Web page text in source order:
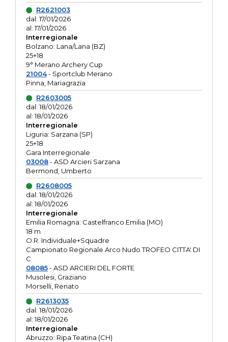
R2621003
dal: 17/01/2026
al: 17/01/2026
Interregionale
Bolzano: Lana/Lana (BZ)
25+18
9° Merano Archery Cup
21004- Sportclub Merano
Pinna, Mariagrazia
R2603005
dal: 18/01/2026
al: 18/01/2026
Interregionale
Liguria: Sarzana (SP)
25+18
Gara Interregionale
03008- ASD Arcieri Sarzana
Bermond, Umberto
R2608005
dal: 18/01/2026
al: 18/01/2026
Interregionale
Emilia Romagna: Castelfranco Emilia (MO)
18 m
O.R. Individuale+Squadre
Campionato Regionale Arco Nudo TROFEO CITTA' DI
C
08085- ASD ARCIERI DEL FORTE
Musolesi, Graziano
Morselli, Renato
R2613035
dal: 18/01/2026
al: 18/01/2026
Interregionale
Abruzzo: Ripa Teatina (CH)